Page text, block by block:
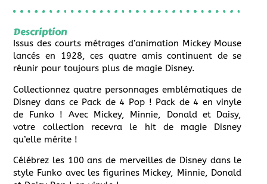
Description
Issus des courts métrages d’animation Mickey Mouse
lancés en 1928, ces quatre amis continuent de se
réunir pour toujours plus de magie Disney.
Collectionnez quatre personnages emblématiques de
Disney dans ce Pack de 4 Pop ! Pack de 4 en vinyle
de Funko ! Avec Mickey, Minnie, Donald et Daisy,
votre collection recevra le hit de magie Disney
qu’elle mérite !
Célébrez les 100 ans de merveilles de Disney dans le
style Funko avec les figurines Mickey, Minnie, Donald